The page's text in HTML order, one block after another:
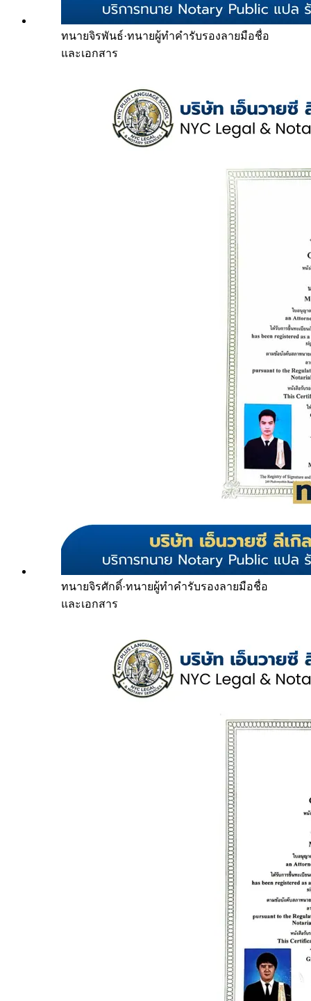
ทนายจิรพันธ์·ทนายผู้ทำคำรับรองลายมือชื่อ
และเอกสาร
ทนายจิรศักดิ์·ทนายผู้ทำคำรับรองลายมือชื่อ
และเอกสาร